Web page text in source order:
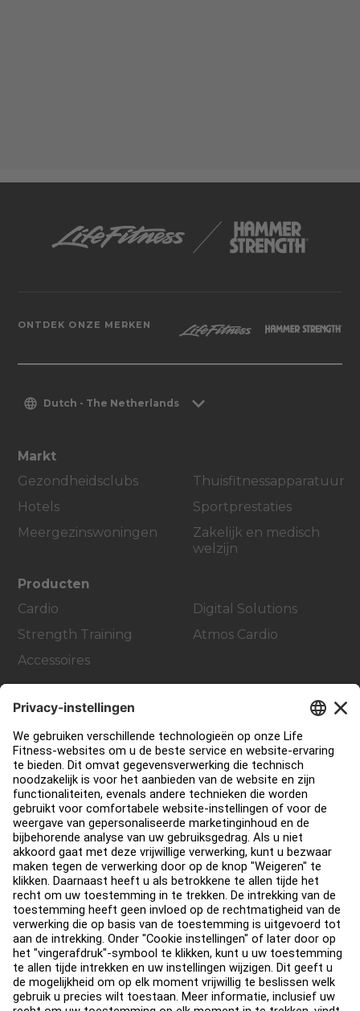
ONTDEK ONZE MERKEN
Dutch - The Netherlands
Markt
Gezondheidsclubs
Hotels
Meergezinswoningen
Thuisfitnessapparatuur
Sportprestaties
Zakelijk en medisch
welzijn
Producten
Cardio
Strength Training
Accessoires
Digital Solutions
Atmos Cardio
Service Hub
Onderwijs Hub
Over
Vind een distributeur
Zoek een Winkel
Legaal
Toegankelijkheid
Carrière
Aanmelden bij Facility Connect